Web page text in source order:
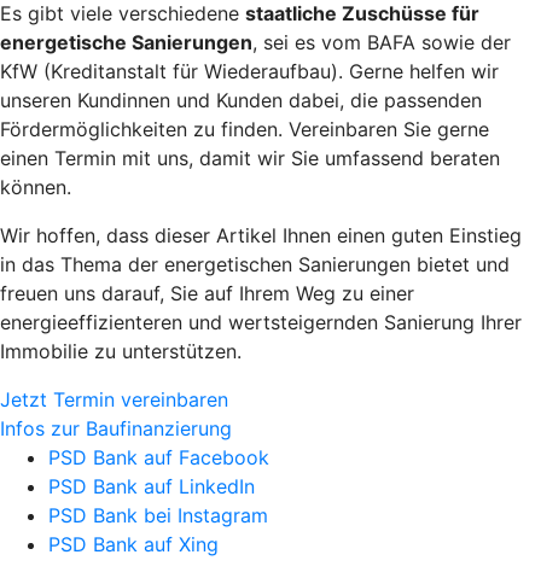
Es gibt viele verschiedene staatliche Zuschüsse für
energetische Sanierungen, sei es vom BAFA sowie der
KfW (Kreditanstalt für Wiederaufbau). Gerne helfen wir
unseren Kundinnen und Kunden dabei, die passenden
Fördermöglichkeiten zu finden. Vereinbaren Sie gerne
einen Termin mit uns, damit wir Sie umfassend beraten
können.
Wir hoffen, dass dieser Artikel Ihnen einen guten Einstieg
in das Thema der energetischen Sanierungen bietet und
freuen uns darauf, Sie auf Ihrem Weg zu einer
energieeffizienteren und wertsteigernden Sanierung Ihrer
Immobilie zu unterstützen.
Jetzt Termin vereinbaren
Infos zur Baufinanzierung
PSD Bank auf Facebook
PSD Bank auf LinkedIn
PSD Bank bei Instagram
PSD Bank auf Xing